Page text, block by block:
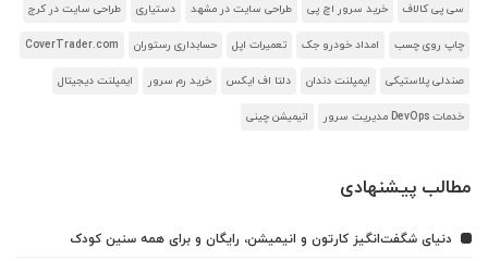
سی پی کالاف خرید سرور اچ پی طراحی سایت در مشهد دستیاری طراحی سایت در کرج
چاپ روی چسب امداد خودرو جک تعمیرات اپل حسابداری رستوران CoverTrader.com
صندلی پلاستیکی ایمپلنت دندان دلتا اف ایکس خرید رم سرور ایمپلنت دیجیتال
خدمات DevOps مدیریت سرور انیمیشن چینی
مطالب پیشنهادی
دنیای شگفت‌انگیز کارتون و انیمیشن، رایگان و برای همه سنین کودک